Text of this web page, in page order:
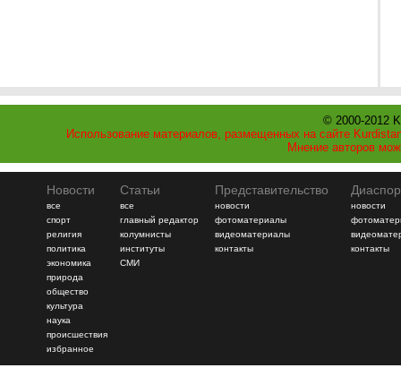
© 2000-2012
Использование материалов, размещенных на сайте
Мнение авторов
Новости
все
спорт
религия
политика
экономика
природа
общество
культура
наука
происшествия
избранное
Статьи
все
главный редактор
колумнисты
институты
СМИ
Представительство
новости
фотоматериалы
видеоматериалы
контакты
новости
контакты